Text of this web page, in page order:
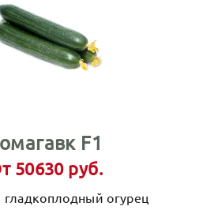
F1
50630 руб.
огурец